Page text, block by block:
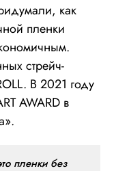
как
пленки
стрейч-
В 2021 году
AWARD в
пленки без